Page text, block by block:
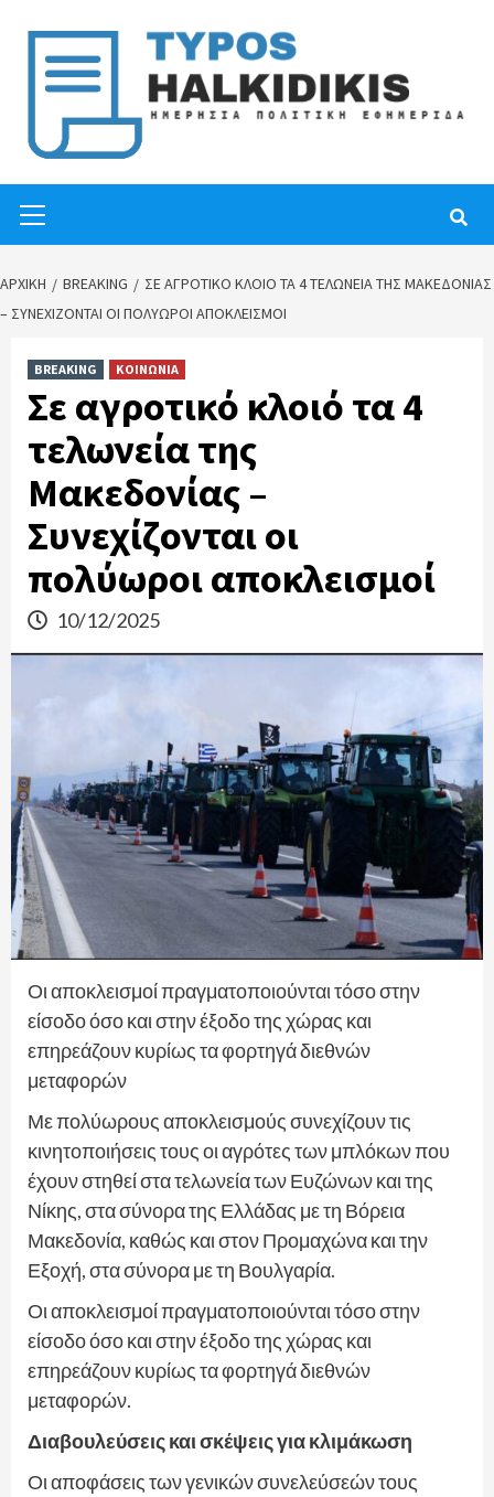
content
Menu
ΑΡΧΙΚΉ BREAKING
ΣΕ ΑΓΡΟΤΙΚΌ ΚΛΟΙΌ ΤΑ 4 ΤΕΛΩΝΕΊΑ ΤΗΣ ΜΑΚΕΔΟΝΊΑΣ
– ΣΥΝΕΧΊΖΟΝΤΑΙ ΟΙ ΠΟΛΎΩΡΟΙ ΑΠΟΚΛΕΙΣΜΟΊ
BREAKING ΚΟΙΝΩΝΙΑ
Σε αγροτικό κλοιό τα 4
τελωνεία της
Μακεδονίας –
Συνεχίζονται οι
πολύωροι αποκλεισμοί
10/12/2025
Οι αποκλεισμοί πραγματοποιούνται τόσο στην
είσοδο όσο και στην έξοδο της χώρας και
επηρεάζουν κυρίως τα φορτηγά διεθνών
μεταφορών
Με πολύωρους αποκλεισμούς συνεχίζουν τις
κινητοποιήσεις τους οι αγρότες των μπλόκων που
έχουν στηθεί στα τελωνεία των Ευζώνων και της
Νίκης, στα σύνορα της Ελλάδας με τη Βόρεια
Μακεδονία, καθώς και στον Προμαχώνα και την
Εξοχή, στα σύνορα με τη Βουλγαρία.
Οι αποκλεισμοί πραγματοποιούνται τόσο στην
είσοδο όσο και στην έξοδο της χώρας και
επηρεάζουν κυρίως τα φορτηγά διεθνών
μεταφορών.
Διαβουλεύσεις και σκέψεις για κλιμάκωση
Οι αποφάσεις των γενικών συνελεύσεών τους